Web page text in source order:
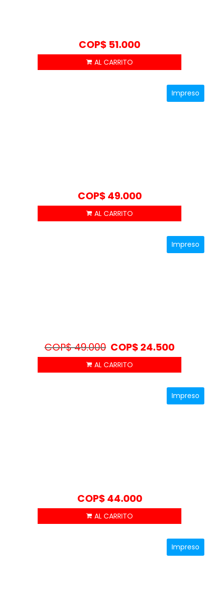
COP$ 51.000
Impreso
COP$ 49.000
Impreso
COP$49.000 COP$ 24.500
Impreso
COP$ 44.000
Impreso